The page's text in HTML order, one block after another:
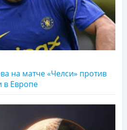
на матче «Челси» против
в Европе